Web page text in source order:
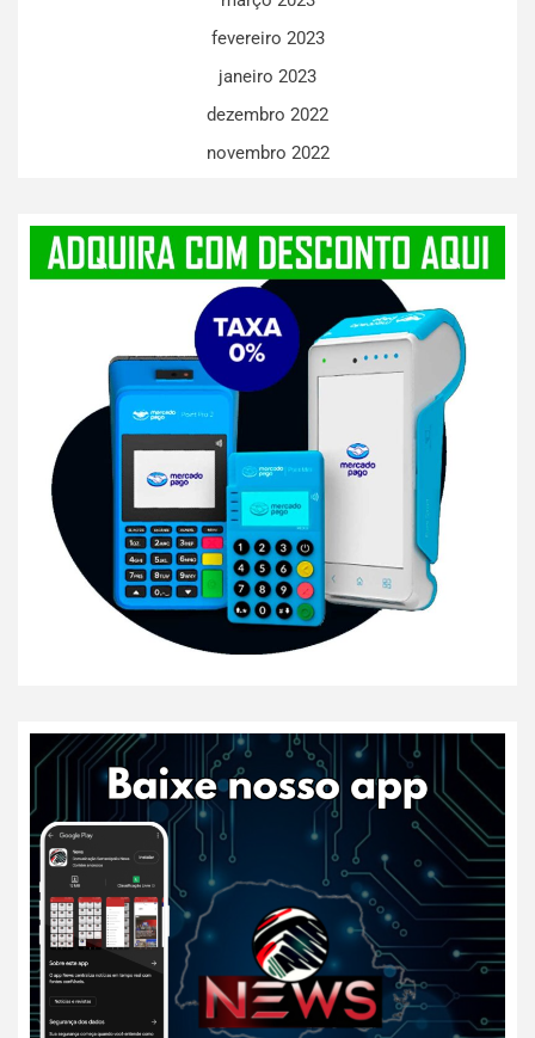
fevereiro 2023
janeiro 2023
dezembro 2022
novembro 2022